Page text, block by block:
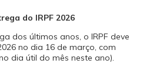
do IRPF 2026
dos últimos anos, o IRPF deve
no dia 16 de março, com
dia útil do mês neste ano).